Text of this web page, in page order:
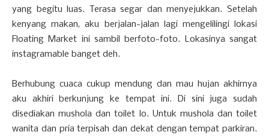
yang begitu luas. Terasa segar dan menyejukkan. Setelah
kenyang makan, aku berjalan-jalan lagi mengelilingi lokasi
Floating Market ini sambil berfoto-foto. Lokasinya sangat
instagramable banget deh.
Berhubung cuaca cukup mendung dan mau hujan akhirnya
aku akhiri berkunjung ke tempat ini. Di sini juga sudah
disediakan mushola dan toilet lo. Untuk mushola dan toilet
wanita dan pria terpisah dan dekat dengan tempat parkiran.